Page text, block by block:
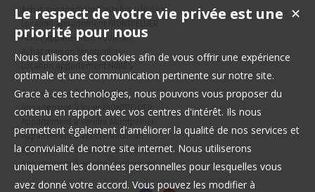
Achat appartement Castelnau-le-Lez
Location appartement MONTPELLIER
Achat appartement Rodilhan
Achat maison Montpellier
Appartement à louer NIMES
Appartement à louer MONTPELLIER
Appartement à vendre Rodilhan
Appartement à vendre Montpellier
Appartement à vendre Vendargues
✕
Le respect de votre vie privée est une
priorité pour nous
Nous utilisons des cookies afin de vous offrir une expérience
optimale et une communication pertinente sur notre site.
Grace à ces technologies, nous pouvons vous proposer du
contenu en rapport avec vos centres d'intérêt. Ils nous
permettent également d'améliorer la qualité de nos services et
la convivialité de notre site internet. Nous utiliserons
uniquement les données personnelles pour lesquelles vous
avez donné votre accord. Vous pouvez les modifier à